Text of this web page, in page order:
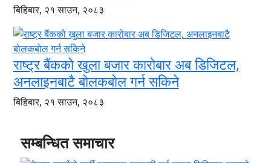
बिहिबार, २१ साउन, २०८३
राष्ट्र बैंकको खुला बजार कारोबार अब डिजिटल,
अनलाइनबाटै बोलकबोल गर्न सकिने
बिहिबार, २१ साउन, २०८३
सम्बन्धित समाचार